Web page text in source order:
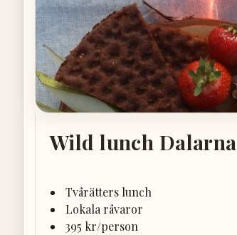
Wild lunch Dalarna
Tvårätters lunch
Lokala råvaror
395 kr/person